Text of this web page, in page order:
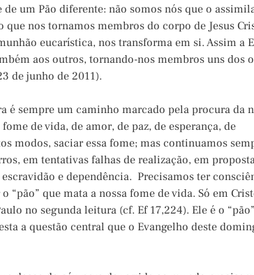
um Pão diferente: não somos nós que o
nos tornamos membros do corpo de Jesus
eucarística, nos transforma em si. Assim a
aos outros, tornando-nos membros uns dos
de junho de 2011).
é sempre um caminho marcado pela procura da
de vida, de amor, de paz, de esperança, de
modos, saciar essa fome; mas continuamos
em tentativas falhas de realização, em
e dependência. Precisamos ter
“pão” que mata a nossa fome de vida. Só em
no segunda leitura (cf. Ef 17,224). Ele é o
a questão central que o Evangelho deste